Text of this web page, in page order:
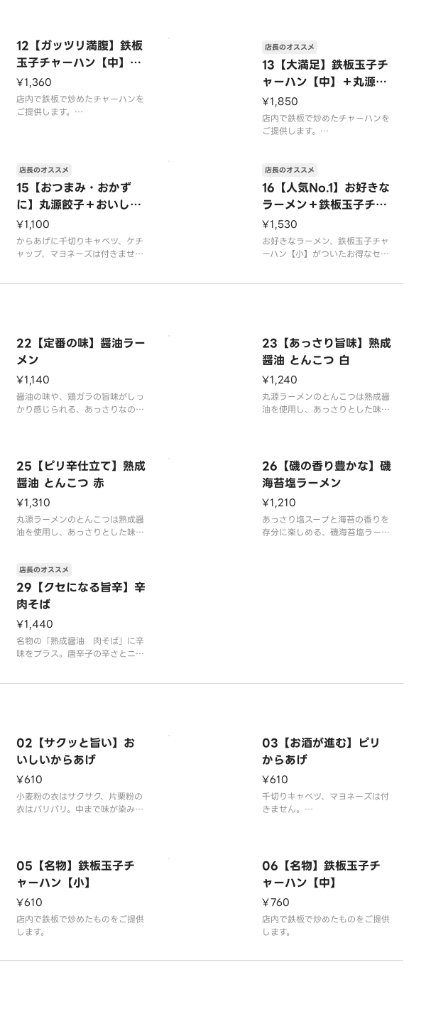
12【ガッツリ満腹】鉄板
玉子チャーハン【中】＋
からあげ
¥1,360
店内で鉄板で炒めたチャーハンを
ご提供します。
13【大満足】鉄板玉子チ
ャーハン【中】＋丸源餃
子＋おいしいからあげ
店長のオススメ
¥1,850
店内で鉄板で炒めたチャーハンを
ご提供します。
15【おつまみ・おかず
に】丸源餃子＋おいしい
からあげコンビ
店長のオススメ
¥1,100
からあげに千切りキャベツ、ケチ
ャップ、マヨネーズは付きませ
16【人気No.1】お好きな
ラーメン＋鉄板玉子チャ
ーハン【小】セット
店長のオススメ
¥1,530
お好きなラーメン、鉄板玉子チャ
ーハン【小】がついたお得なセッ
22【定番の味】醤油ラー
メン
¥1,140
醤油の味や、鶏ガラの旨味がしっ
かり感じられる、あっさりなのに
※写真はイメージです
（容器代20円を含みます）
23【あっさり旨味】熟成
醤油 とんこつ 白
¥1,240
丸源ラーメンのとんこつは熟成醤
油を使用し、あっさりとした味の
さりとした味の中に旨みやコクを
感じられる1品です。
※写真はイメージです（容器代2
0円を含みます）
25【ピリ辛仕立て】熟成
醤油 とんこつ 赤
¥1,310
丸源ラーメンのとんこつは熟成醤
油を使用し、あっさりとした味の
熟成醤油とんこつに旨味唐辛子が
効いた、辛さだけでなく旨味も楽
しめる1品です。
※写真はイメージです（容器代2
0円を含みます）
26【磯の香り豊かな】磯
海苔塩ラーメン
¥1,210
あっさり塩スープと海苔の香りを
存分に楽しめる、磯海苔塩ラーメ
29【クセになる旨辛】辛
肉そば
店長のオススメ
¥1,440
名物の「熟成醤油 肉そば」に辛
味をプラス。唐辛子の辛さとニラ
0円を含みます）
02【サクッと旨い】お
いしいからあげ
¥610
小麦粉の衣はサクサク、片栗粉の
衣はバリバリ。中まで味が染み込
※千切りキャベツ、マヨネーズ、
ケチャップは付きません
03【お酒が進む】ピリ
からあげ
¥610
千切りキャベツ、マヨネーズは付
きません。
05【名物】鉄板玉子チ
ャーハン【小】
¥610
店内で鉄板で炒めたものをご提供
します。
06【名物】鉄板玉子チ
ャーハン【中】
¥760
店内で鉄板で炒めたものをご提供
します。